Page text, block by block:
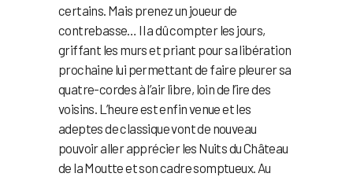
certains. Mais prenez un joueur de
contrebasse… Il a dû compter les jours,
griffant les murs et priant pour sa libération
prochaine lui permettant de faire pleurer sa
quatre-cordes à l’air libre, loin de l’ire des
voisins. L’heure est enfin venue et les
adeptes de classique vont de nouveau
pouvoir aller apprécier les Nuits du Château
de la Moutte et son cadre somptueux. Au